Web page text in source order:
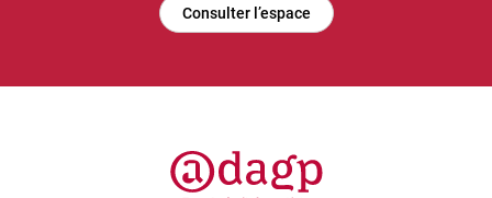
Consulter l’espace